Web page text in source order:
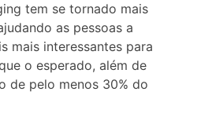
tem se tornado mais
as pessoas a
mais interessantes para
o esperado, além de
de pelo menos 30% do